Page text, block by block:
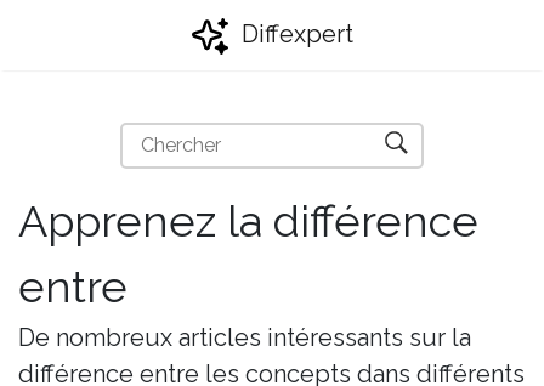
Diffexpert
Apprenez la différence
entre
De nombreux articles intéressants sur la
différence entre les concepts dans différents